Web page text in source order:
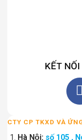
KẾT
CTY CP TKXD VÀ
Hà Nội: số 105 ,